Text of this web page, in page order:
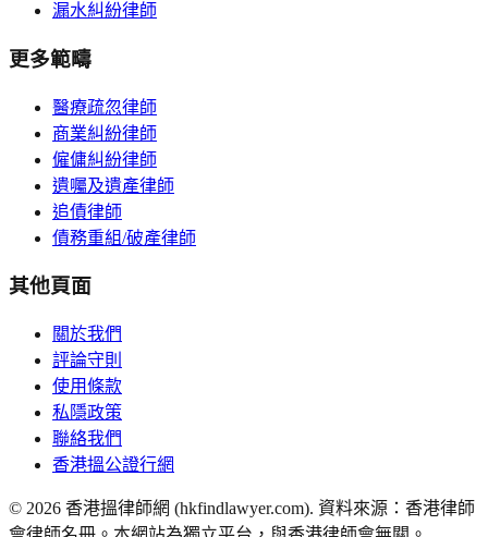
漏水糾紛律師
更多範疇
醫療疏忽律師
商業糾紛律師
僱傭糾紛律師
遺囑及遺產律師
追債律師
債務重組/破產律師
其他頁面
關於我們
評論守則
使用條款
私隱政策
聯絡我們
香港搵公證行網
© 2026 香港搵律師網 (hkfindlawyer.com). 資料來源：香港律師